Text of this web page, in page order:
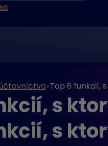
Top 6 funkcií,
s
s